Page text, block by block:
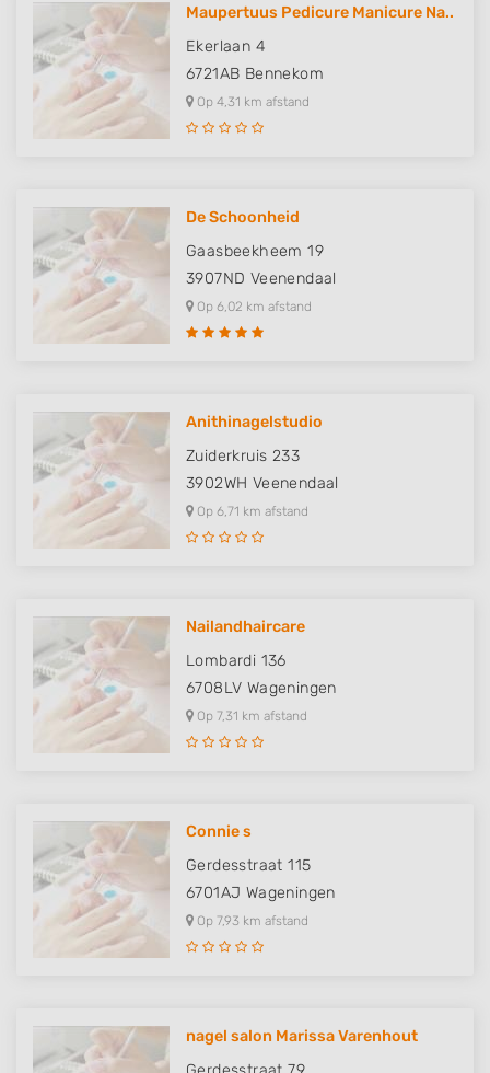
Maupertuus Pedicure Manicure Na..
Ekerlaan 4
6721AB Bennekom
Op 4,31 km afstand
De Schoonheid
Gaasbeekheem 19
3907ND Veenendaal
Op 6,02 km afstand
Anithinagelstudio
Zuiderkruis 233
3902WH Veenendaal
Op 6,71 km afstand
Nailandhaircare
Lombardi 136
6708LV Wageningen
Op 7,31 km afstand
Connie s
Gerdesstraat 115
6701AJ Wageningen
Op 7,93 km afstand
nagel salon Marissa Varenhout